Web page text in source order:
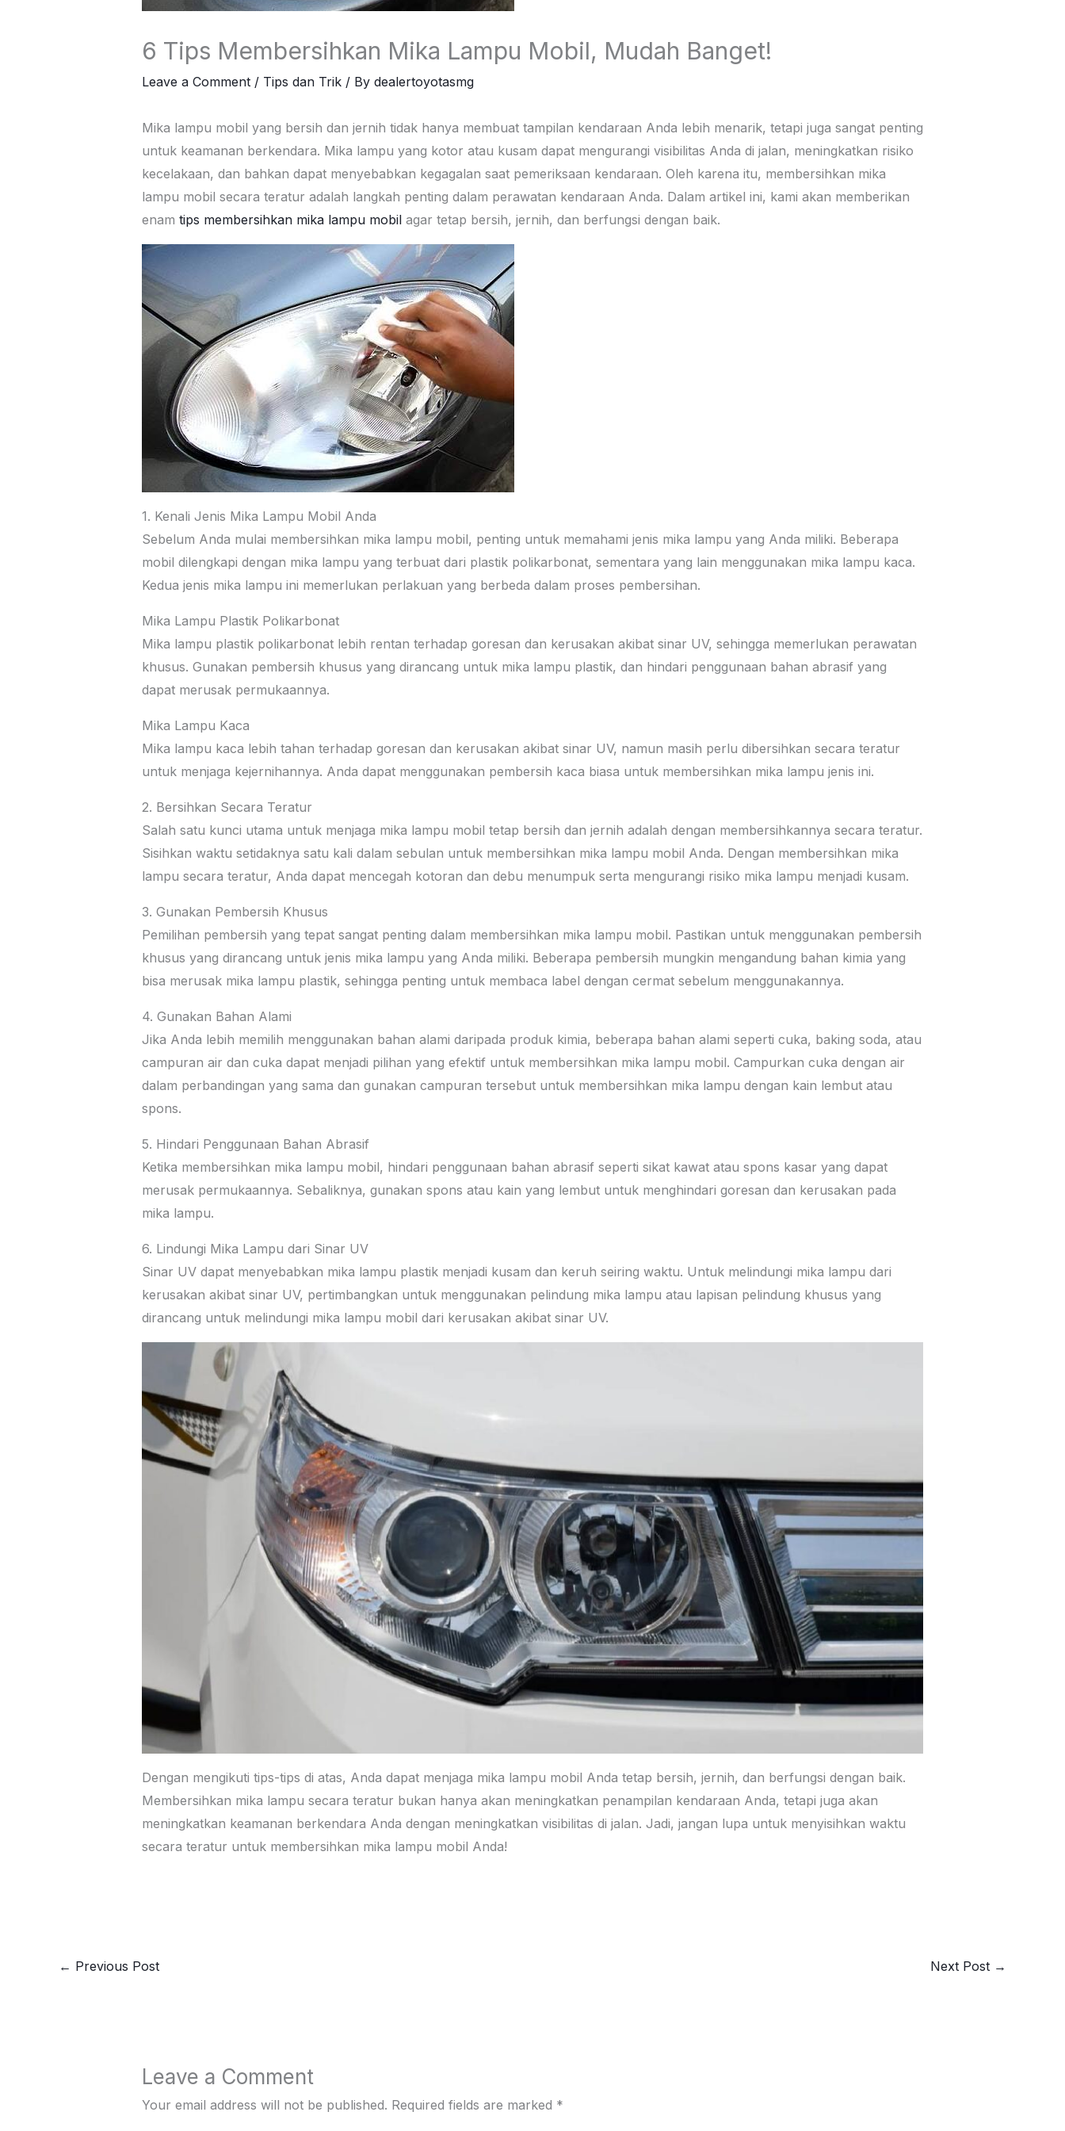
6 Tips Membersihkan Mika Lampu Mobil, Mudah Banget!
Leave a Comment / Tips dan Trik/ By dealertoyotasmg
Mika lampu mobil yang bersih dan jernih tidak hanya membuat tampilan kendaraan Anda lebih menarik, tetapi juga sangat penting
untuk keamanan berkendara. Mika lampu yang kotor atau kusam dapat mengurangi visibilitas Anda di jalan, meningkatkan risiko
kecelakaan, dan bahkan dapat menyebabkan kegagalan saat pemeriksaan kendaraan. Oleh karena itu, membersihkan mika
lampu mobil secara teratur adalah langkah penting dalam perawatan kendaraan Anda. Dalam artikel ini, kami akan memberikan
enam tips membersihkan mika lampu mobilagar tetap bersih, jernih, dan berfungsi dengan baik.
1. Kenali Jenis Mika Lampu Mobil Anda
Sebelum Anda mulai membersihkan mika lampu mobil, penting untuk memahami jenis mika lampu yang Anda miliki. Beberapa
mobil dilengkapi dengan mika lampu yang terbuat dari plastik polikarbonat, sementara yang lain menggunakan mika lampu kaca.
Kedua jenis mika lampu ini memerlukan perlakuan yang berbeda dalam proses pembersihan.
Mika Lampu Plastik Polikarbonat
Mika lampu plastik polikarbonat lebih rentan terhadap goresan dan kerusakan akibat sinar UV, sehingga memerlukan perawatan
khusus. Gunakan pembersih khusus yang dirancang untuk mika lampu plastik, dan hindari penggunaan bahan abrasif yang
dapat merusak permukaannya.
Mika Lampu Kaca
Mika lampu kaca lebih tahan terhadap goresan dan kerusakan akibat sinar UV, namun masih perlu dibersihkan secara teratur
untuk menjaga kejernihannya. Anda dapat menggunakan pembersih kaca biasa untuk membersihkan mika lampu jenis ini.
2. Bersihkan Secara Teratur
Salah satu kunci utama untuk menjaga mika lampu mobil tetap bersih dan jernih adalah dengan membersihkannya secara teratur.
Sisihkan waktu setidaknya satu kali dalam sebulan untuk membersihkan mika lampu mobil Anda. Dengan membersihkan mika
lampu secara teratur, Anda dapat mencegah kotoran dan debu menumpuk serta mengurangi risiko mika lampu menjadi kusam.
3. Gunakan Pembersih Khusus
Pemilihan pembersih yang tepat sangat penting dalam membersihkan mika lampu mobil. Pastikan untuk menggunakan pembersih
khusus yang dirancang untuk jenis mika lampu yang Anda miliki. Beberapa pembersih mungkin mengandung bahan kimia yang
bisa merusak mika lampu plastik, sehingga penting untuk membaca label dengan cermat sebelum menggunakannya.
4. Gunakan Bahan Alami
Jika Anda lebih memilih menggunakan bahan alami daripada produk kimia, beberapa bahan alami seperti cuka, baking soda, atau
campuran air dan cuka dapat menjadi pilihan yang efektif untuk membersihkan mika lampu mobil. Campurkan cuka dengan air
dalam perbandingan yang sama dan gunakan campuran tersebut untuk membersihkan mika lampu dengan kain lembut atau
spons.
5. Hindari Penggunaan Bahan Abrasif
Ketika membersihkan mika lampu mobil, hindari penggunaan bahan abrasif seperti sikat kawat atau spons kasar yang dapat
merusak permukaannya. Sebaliknya, gunakan spons atau kain yang lembut untuk menghindari goresan dan kerusakan pada
mika lampu.
6. Lindungi Mika Lampu dari Sinar UV
Sinar UV dapat menyebabkan mika lampu plastik menjadi kusam dan keruh seiring waktu. Untuk melindungi mika lampu dari
kerusakan akibat sinar UV, pertimbangkan untuk menggunakan pelindung mika lampu atau lapisan pelindung khusus yang
dirancang untuk melindungi mika lampu mobil dari kerusakan akibat sinar UV.
Dengan mengikuti tips-tips di atas, Anda dapat menjaga mika lampu mobil Anda tetap bersih, jernih, dan berfungsi dengan baik.
Membersihkan mika lampu secara teratur bukan hanya akan meningkatkan penampilan kendaraan Anda, tetapi juga akan
meningkatkan keamanan berkendara Anda dengan meningkatkan visibilitas di jalan. Jadi, jangan lupa untuk menyisihkan waktu
secara teratur untuk membersihkan mika lampu mobil Anda!
← Previous Post Next Post →
Leave a Comment
Your email address will not be published. Required fields are marked *